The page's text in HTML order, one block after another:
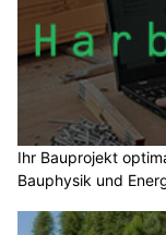
Ihr Bauprojekt
Bauphysik und